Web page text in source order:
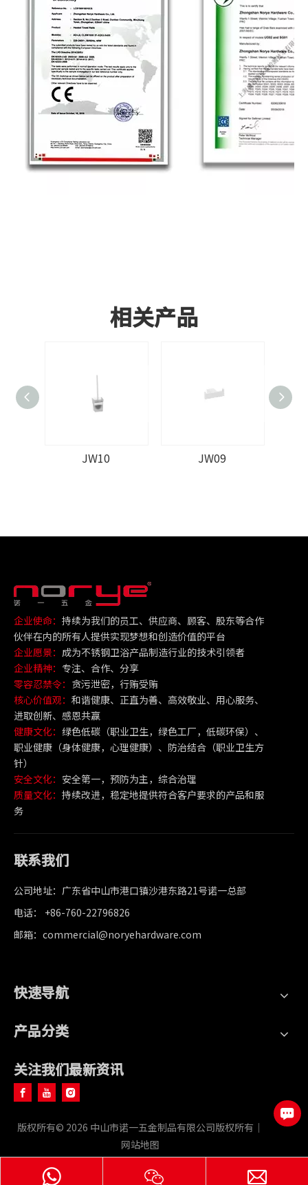
相关产品
JW10 JW09
企业使命： 持续为我们的员工、供应商、顾客、股东等合作
伙伴在内的所有人提供实现梦想和创造价值的平台
企业愿景： 成为不锈钢卫浴产品制造行业的技术引领者
企业精神： 专注、合作、分享
零容忍禁令： 贪污泄密，行贿受贿
核心价值观： 和谐健康、正直为善、高效敬业、用心服务、
进取创新、感恩共赢
健康文化： 绿色低碳（职业卫生，绿色工厂，低碳环保）、
职业健康（身体健康，心理健康）、防治结合（职业卫生方
针）
安全文化： 安全第一，预防为主，综合治理
质量文化： 持续改进，稳定地提供符合客户要求的产品和服
务
联系我们
公司地址：广东省中山市港口镇沙港东路21号诺一总部
电话： +86-760-22796826
邮箱：commercial@noryehardware.com
快速导航
产品分类
关注我们最新资讯
版权所有© 2026 中山市诺一五金制品有限公司版权所有｜
网站地图